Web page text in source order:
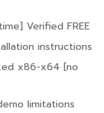
Verified FREE
instructions
x86-x64 [no
limitations